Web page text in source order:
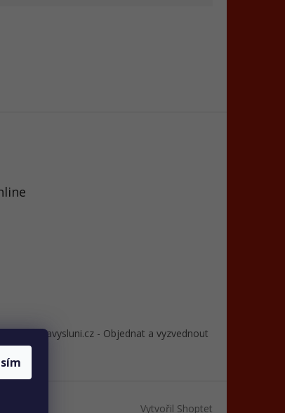
Cafenavysluni.cz - Objednat a vyzvednout
Vytvořil Shoptet